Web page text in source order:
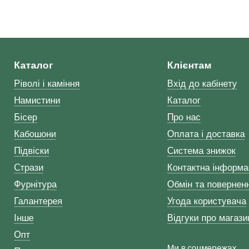
Каталог
Ріволі і каміння
Намистини
Бісер
Кабошони
Підвіски
Стрази
Фурнітура
Галантерея
Інше
Опт
Клієнтам
Вхід до кабінету
Каталог
Про нас
Оплата і доставка
Система знижок
Контактна
Обмін та
Угода користувача
Відгуки про